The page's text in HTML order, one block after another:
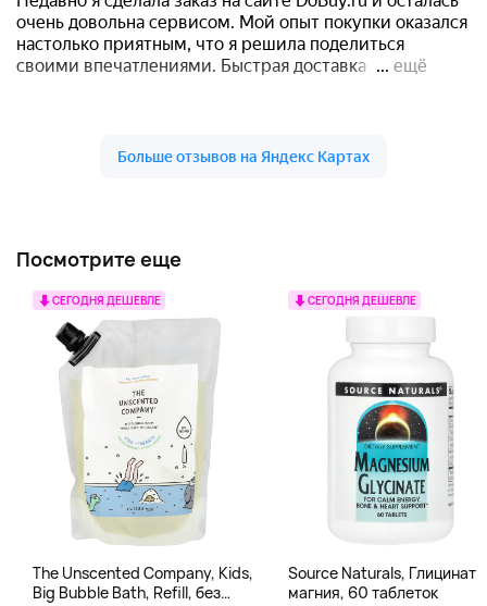
Посмотрите еще
СЕГОДНЯ ДЕШЕВЛЕ
The Unscented Company, Kids,
Big Bubble Bath, Refill, без
СЕГОДНЯ ДЕШЕВЛЕ
Source Naturals, Глицинат
магния, 60 таблеток